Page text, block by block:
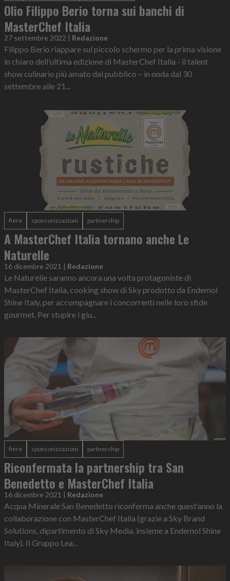
Olio Filippo Berio torna sui banchi di
MasterChef Italia
27 settembre 2022 | Redazione
Filippo Berio riappare sul piccolo schermo per la prima visione
in chiaro dell’ultima edizione di MasterChef Italia - il talent
show culinario più amato dal pubblico – in onda dal 30
settembre alle 21...
fiere sponsorizzazioni partnership
A MasterChef Italia tornano anche Le
Naturelle
16 dicembre 2021 | Redazione
Le Naturelle saranno ancora una volta protagoniste di
MasterChef Italia, cooking show di Sky prodotto da Endemol
Shine Italy, per accompagnare i concorrenti nelle loro sfide
gourmet. Per stupire i giu...
fiere sponsorizzazioni partnership
Riconfermata la partnership tra San
Benedetto e MasterChef Italia
16 dicembre 2021 | Redazione
Acqua Minerale San Benedetto riconferma anche quest’anno la
collaborazione con MasterChef Italia (grazie a Sky Brand
Solutions, dipartimento di Sky Media, insieme a Endemol Shine
Italy). Il Gruppo Lea...